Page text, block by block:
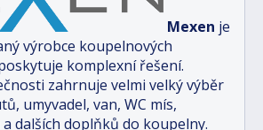
Mexen je
výrobce koupelnových
komplexní řešení.
zahrnuje velmi velký výběr
umyvadel, van, WC mís,
dalších doplňků do koupelny.